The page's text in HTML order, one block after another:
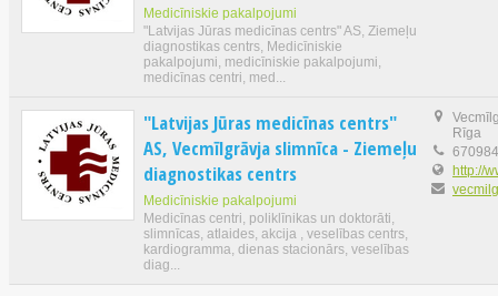
Medicīniskie pakalpojumi
"Latvijas Jūras medicīnas centrs" AS, Ziemeļu
diagnostikas centrs, Medicīniskie
pakalpojumi, medicīniskie pakalpojumi,
medicīnas centri, med...
"Latvijas Jūras medicīnas centrs"
AS, Vecmīlgrāvja slimnīca - Ziemeļu
diagnostikas centrs
Medicīniskie pakalpojumi
Medicīnas centri, poliklīnikas un doktorāti,
slimnīcas, atlaides, akcija , veselības centrs,
kardiogramma, dienas stacionārs, veselības
diag...
Rīga
http://